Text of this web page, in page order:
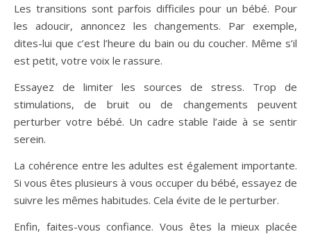
Les transitions sont parfois difficiles pour un bébé. Pour
les adoucir, annoncez les changements. Par exemple,
dites-lui que c’est l’heure du bain ou du coucher. Même s’il
est petit, votre voix le rassure.
Essayez de limiter les sources de stress. Trop de
stimulations, de bruit ou de changements peuvent
perturber votre bébé. Un cadre stable l’aide à se sentir
serein.
La cohérence entre les adultes est également importante.
Si vous êtes plusieurs à vous occuper du bébé, essayez de
suivre les mêmes habitudes. Cela évite de le perturber.
Enfin, faites-vous confiance. Vous êtes la mieux placée